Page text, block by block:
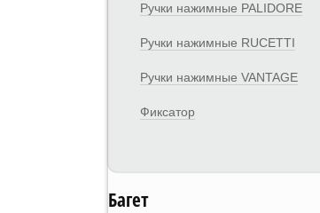
Ручки нажимные PALIDORE
Ручки нажимные RUCETTI
Ручки нажимные VANTAGE
Фиксатор
Багет